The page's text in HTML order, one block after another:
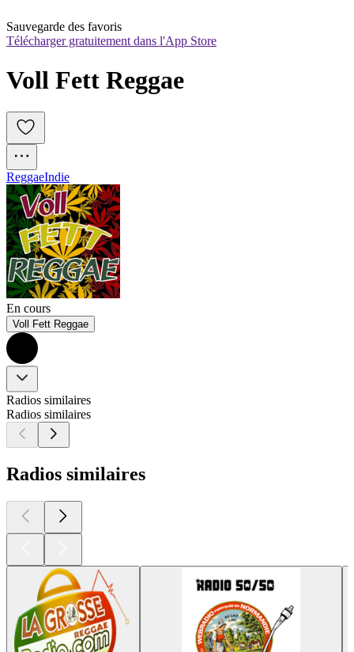
Sauvegarde des favoris
Télécharger gratuitement dans l'App Store
Voll Fett Reggae
ReggaeIndie
En cours
Voll Fett Reggae
Radios similaires
Radios similaires
Radios similaires